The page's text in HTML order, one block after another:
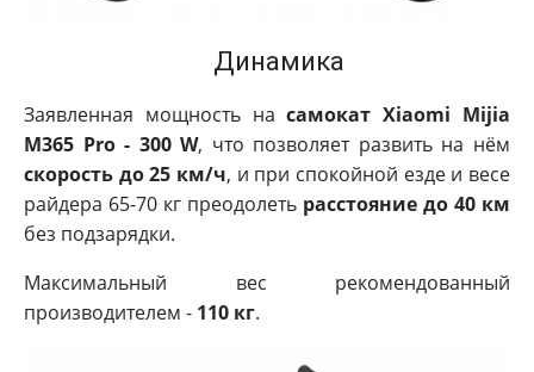
Динамика
Заявленная мощность насамокат Xiaomi Mijia
M365 Pro - 300 W, что позволяет развить на нём
скорость до 25 км/ч, и при спокойной езде и весе
райдера 65-70 кг преодолеть расстояние до 40 км
без подзарядки.
Максимальный вес рекомендованный
производителем - 110 кг.